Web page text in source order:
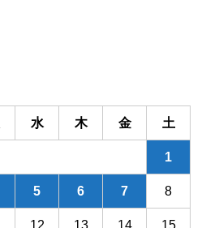
水 木 金 土
1
5 6 7 8
12 13 14 15